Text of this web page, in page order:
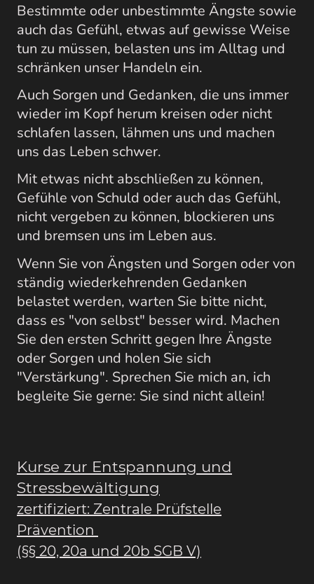
Bestimmte oder unbestimmte Ängste sowie
auch das Gefühl, etwas auf gewisse Weise
tun zu müssen, belasten uns im Alltag und
schränken unser Handeln ein.
Auch Sorgen und Gedanken, die uns immer
wieder im Kopf herum kreisen oder nicht
schlafen lassen, lähmen uns und machen
uns das Leben schwer.
Mit etwas nicht abschließen zu können,
Gefühle von Schuld oder auch das Gefühl,
nicht vergeben zu können, blockieren uns
und bremsen uns im Leben aus.
Wenn Sie von Ängsten und Sorgen oder von
ständig wiederkehrenden Gedanken
belastet werden, warten Sie bitte nicht,
dass es "von selbst" besser wird. Machen
Sie den ersten Schritt gegen Ihre Ängste
oder Sorgen und holen Sie sich
"Verstärkung". Sprechen Sie mich an, ich
begleite Sie gerne: Sie sind nicht allein!
Kurse zur Entspannung und
Stressbewältigung
zertifiziert: Zentrale Prüfstelle
Prävention
(§§ 20, 20a und 20b SGB V)